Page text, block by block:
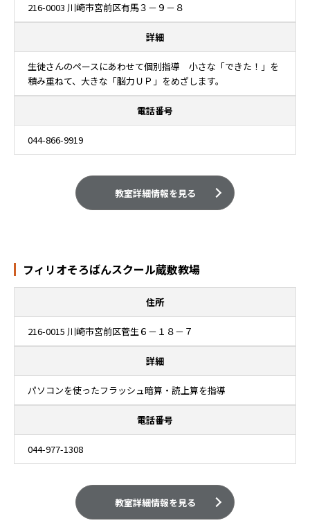
216-0003 川崎市宮前区有馬３－９－８
詳細
生徒さんのペースにあわせて個別指導 小さな「できた！」を
積み重ねて、大きな「脳力ＵＰ」をめざします。
電話番号
044-866-9919
教室詳細情報を見る
フィリオそろばんスクール蔵敷教場
住所
216-0015 川崎市宮前区菅生６－１８－７
詳細
パソコンを使ったフラッシュ暗算・読上算を指導
電話番号
044-977-1308
教室詳細情報を見る